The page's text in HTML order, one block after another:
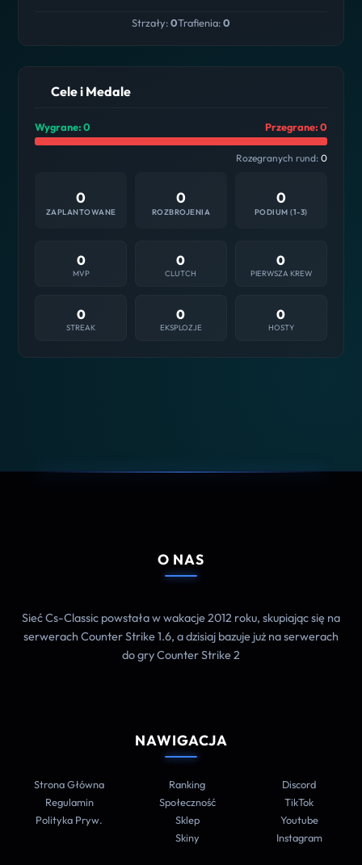
Strzały:0Trafienia:0
Cele i Medale
Wygrane: 0 Przegrane: 0
Rozegranych rund: 0
0
ZAPLANTOWANE
0
ROZBROJENIA
0
PODIUM (1-3)
0
MVP
0
CLUTCH
0
PIERWSZA KREW
0
STREAK
0
EKSPLOZJE
0
HOSTY
O NAS
Sieć Cs-Classic powstała w wakacje 2012 roku, skupiając się na
serwerach Counter Strike 1.6, a dzisiaj bazuje już na serwerach
do gry Counter Strike 2
NAWIGACJA
Strona Główna
Regulamin
Polityka Pryw.
Ranking
Społeczność
Sklep
Skiny
Discord
TikTok
Youtube
Instagram